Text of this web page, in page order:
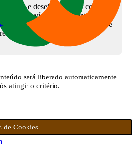
tema, e deseja colaborar com o
assista ao vídeo diretamente no
para a plataforma que o vídeo é
relevante. Grato!
será liberado automaticamente
atingir o critério.
de Cookies